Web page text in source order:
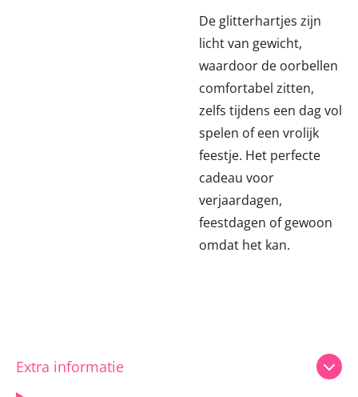
De glitterhartjes zijn
licht van gewicht,
waardoor de oorbellen
comfortabel zitten,
zelfs tijdens een dag vol
spelen of een vrolijk
feestje. Het perfecte
cadeau voor
verjaardagen,
feestdagen of gewoon
omdat het kan.
Extra informatie